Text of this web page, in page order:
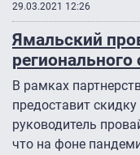
29.03.2021 12:26
Ямальский
В рамках
предоставит
руководитель
что на фоне